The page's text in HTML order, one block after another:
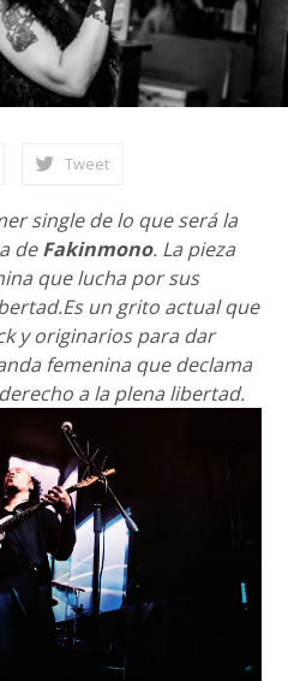
Tweet
single de lo que será la
deFakinmono. La pieza
que lucha por sus
un grito actual que
y originarios para dar
femenina que declama
a la plena libertad.